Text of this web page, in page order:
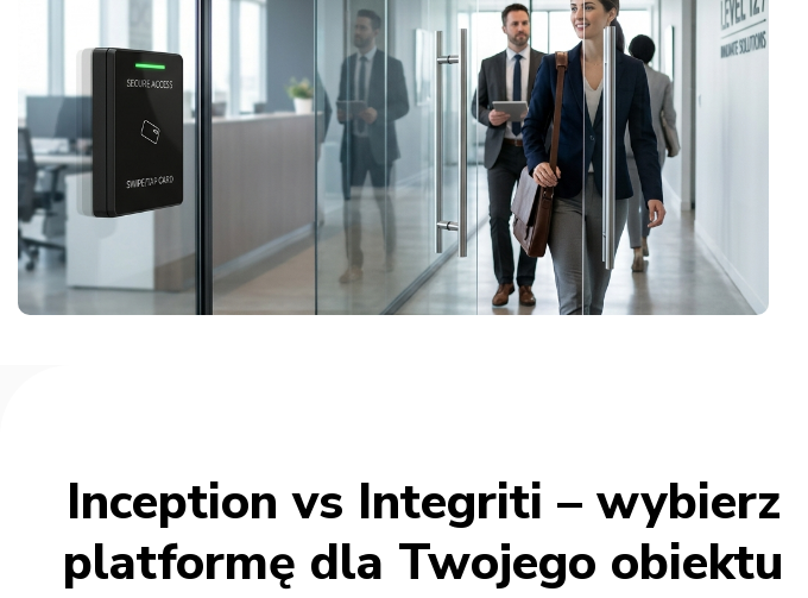
Inception vs Integriti – wybierz
platformę dla Twojego obiektu